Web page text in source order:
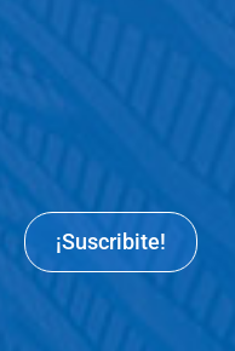
¡Suscribite!